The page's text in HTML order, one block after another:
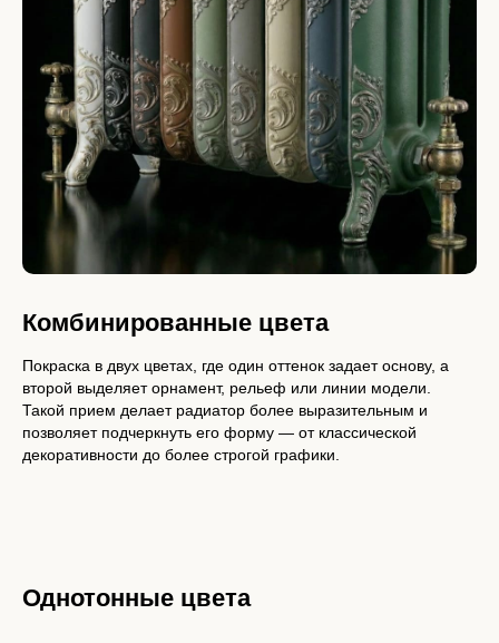
Комбинированные цвета
Покраска в двух цветах, где один оттенок задает основу, а
второй выделяет орнамент, рельеф или линии модели.
Такой прием делает радиатор более выразительным и
позволяет подчеркнуть его форму — от классической
декоративности до более строгой графики.
Однотонные цвета